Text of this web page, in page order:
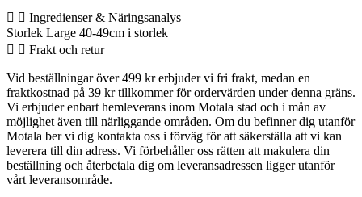
Ingredienser & Näringsanalys
Storlek Large 40-49cm i storlek
Frakt och retur
Vid beställningar över 499 kr erbjuder vi fri frakt, medan en
fraktkostnad på 39 kr tillkommer för ordervärden under denna gräns.
Vi erbjuder enbart hemleverans inom Motala stad och i mån av
möjlighet även till närliggande områden. Om du befinner dig utanför
Motala ber vi dig kontakta oss i förväg för att säkerställa att vi kan
leverera till din adress. Vi förbehåller oss rätten att makulera din
beställning och återbetala dig om leveransadressen ligger utanför
vårt leveransområde.